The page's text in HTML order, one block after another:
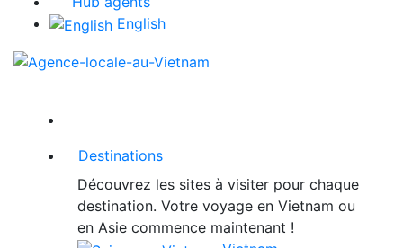
English
Destinations
Découvrez les sites à visiter pour chaque
destination. Votre voyage en Vietnam ou
en Asie commence maintenant !